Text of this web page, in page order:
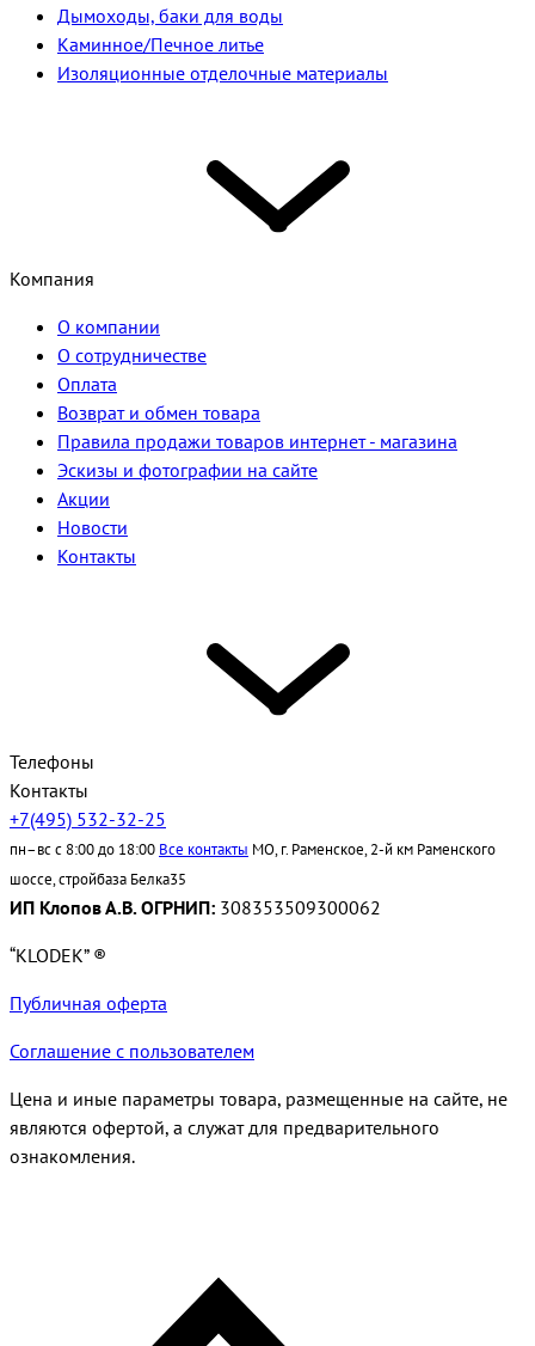
Дымоходы, баки для воды
Каминное/Печное литье
Изоляционные отделочные материалы
Компания
О компании
О сотрудничестве
Оплата
Возврат и обмен товара
Правила продажи товаров интернет - магазина
Эскизы и фотографии на сайте
Акции
Новости
Контакты
Телефоны
Контакты
+7(495) 532-32-25
пн–вс с 8:00 до 18:00 Все контакты МО, г. Раменское, 2-й км Раменского
шоссе, стройбаза Белка35
ИП Клопов А.В. ОГРНИП: 308353509300062
“KLODEK” ®
Публичная оферта
Соглашение с пользователем
Цена и иные параметры товара, размещенные на сайте, не
являются офертой, а служат для предварительного
ознакомления.